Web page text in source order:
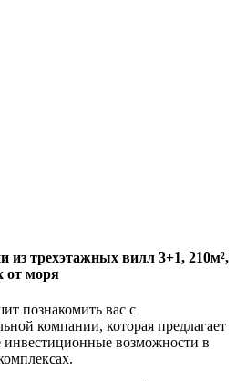
из трехэтажных вилл 3+1, 210м²,
от моря
познакомить вас с
компании, которая предлагает
возможности в